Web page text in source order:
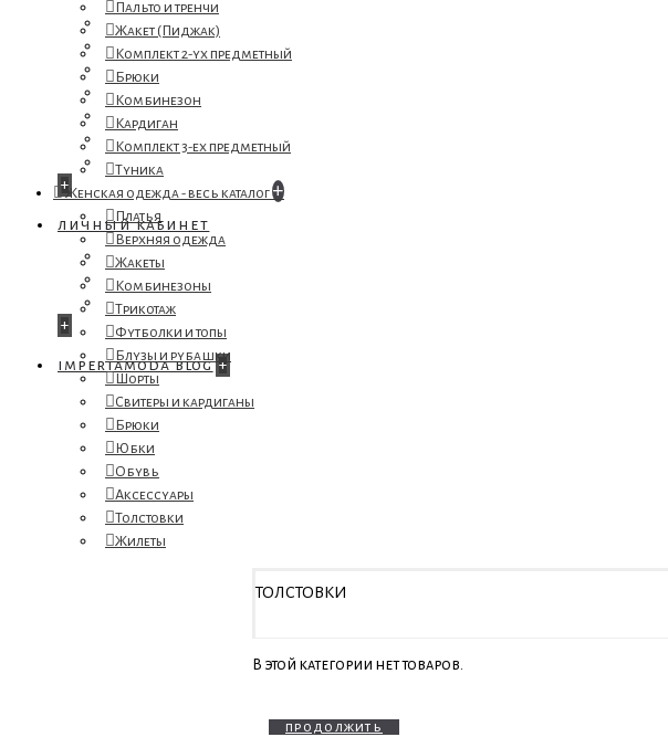
о нас
оплата и доставка
возврат и обмен
контакты
для клиентов b2b
совместные закупки
размерная таблица
+
личный кабинет
закладки
сравнение
история заказов
+
imperiamoda blog +
Пальто и тренчи
Жакет (Пиджак)
Комплект 2-ух предметный
Брюки
Комбинезон
Кардиган
Комплект 3-ех предметный
Туника
Женская одежда - весь каталог+
Платья
Верхняя одежда
Жакеты
Комбинезоны
Трикотаж
Футболки и топы
Блузы и рубашки
Шорты
Свитеры и кардиганы
Брюки
Юбки
Обувь
Аксессуары
Толстовки
Жилеты
ТОЛСТОВКИ
В этой категории нет товаров.
продолжить